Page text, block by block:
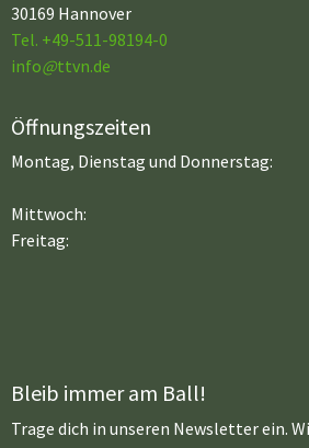
30169 Hannover
Tel. +49-511-98194-0
info@ttvn.de
Öffnungszeiten
Montag, Dienstag und Donnerstag:
Mittwoch:
Freitag:
Bleib immer am Ball!
Trage dich in unseren Newsletter ein.